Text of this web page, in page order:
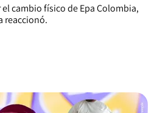
cambio físico de Epa Colombia,
reaccionó.